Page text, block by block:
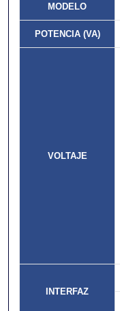
MODELO
POTENCIA (VA)
VOLTAJE
INTERFAZ